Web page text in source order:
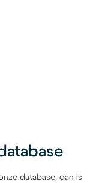
database, dan is